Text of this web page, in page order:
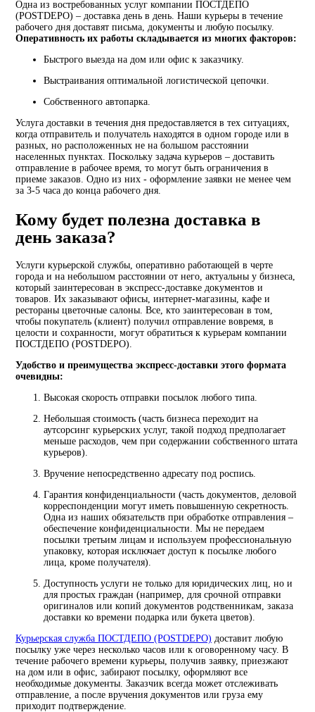
Одна из востребованных услуг компании ПОСТДЕПО
(POSTDEPO) – доставка день в день. Наши курьеры в течение
рабочего дня доставят письма, документы и любую посылку.
Оперативность их работы складывается из многих факторов:
Быстрого выезда на дом или офис к заказчику.
Выстраивания оптимальной логистической цепочки.
Собственного автопарка.
Услуга доставки в течения дня предоставляется в тех ситуациях,
когда отправитель и получатель находятся в одном городе или в
разных, но расположенных не на большом расстоянии
населенных пунктах. Поскольку задача курьеров – доставить
отправление в рабочее время, то могут быть ограничения в
приеме заказов. Одно из них - оформление заявки не менее чем
за 3-5 часа до конца рабочего дня.
Кому будет полезна доставка в
день заказа?
Услуги курьерской службы, оперативно работающей в черте
города и на небольшом расстоянии от него, актуальны у бизнеса,
который заинтересован в экспресс-доставке документов и
товаров. Их заказывают офисы, интернет-магазины, кафе и
рестораны цветочные салоны. Все, кто заинтересован в том,
чтобы покупатель (клиент) получил отправление вовремя, в
целости и сохранности, могут обратиться к курьерам компании
ПОСТДЕПО (POSTDEPO).
Удобство и преимущества экспресс-доставки этого формата
очевидны:
Высокая скорость отправки посылок любого типа.
Небольшая стоимость (часть бизнеса переходит на
аутсорсинг курьерских услуг, такой подход предполагает
меньше расходов, чем при содержании собственного штата
курьеров).
Вручение непосредственно адресату под роспись.
Гарантия конфиденциальности (часть документов, деловой
корреспонденции могут иметь повышенную секретность.
Одна из наших обязательств при обработке отправления –
обеспечение конфиденциальности. Мы не передаем
посылки третьим лицам и используем профессиональную
упаковку, которая исключает доступ к посылке любого
лица, кроме получателя).
Доступность услуги не только для юридических лиц, но и
для простых граждан (например, для срочной отправки
оригиналов или копий документов родственникам, заказа
доставки ко времени подарка или букета цветов).
Курьерская служба ПОСТДЕПО (POSTDEPO) доставит любую
посылку уже через несколько часов или к оговоренному часу. В
течение рабочего времени курьеры, получив заявку, приезжают
на дом или в офис, забирают посылку, оформляют все
необходимые документы. Заказчик всегда может отслеживать
отправление, а после вручения документов или груза ему
приходит подтверждение.